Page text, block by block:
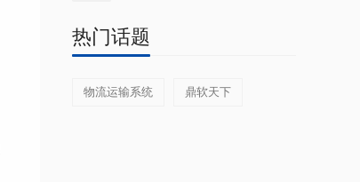
热门话题
物流运输系统 鼎软天下